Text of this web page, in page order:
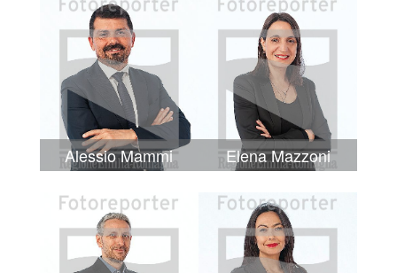
Alessio Mammi Elena Mazzoni